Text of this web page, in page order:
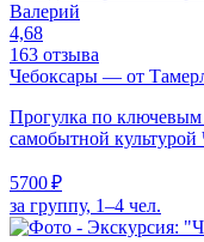
Валерий
4,68
163 отзыва
Чебоксары — от
Прогулка по ключевым
самобытной
5700 ₽
за группу, 1–4 чел.